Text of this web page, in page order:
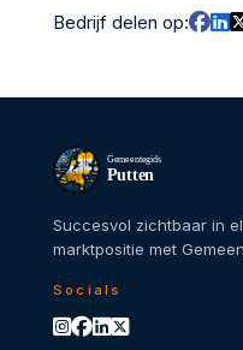
Bedrijf delen op:
Gemeentegids
Putten
Succesvol zichtbaar in
marktpositie met
Socials